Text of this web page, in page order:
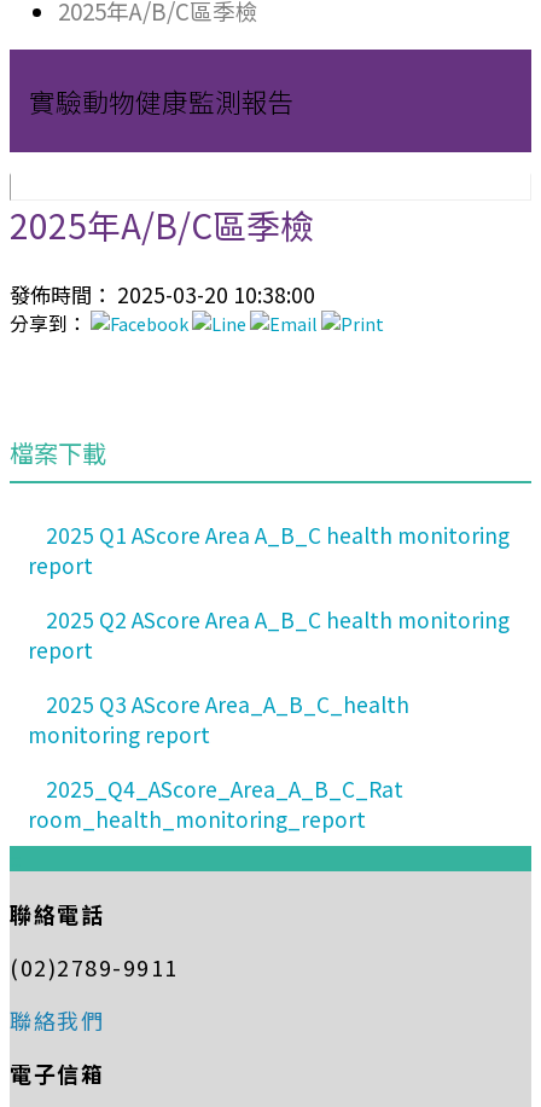
2025年A/B/C區季檢
實驗動物健康監測報告
2025年A/B/C區季檢
發佈時間： 2025-03-20 10:38:00
分享到：
檔案下載
2025 Q1 AScore Area A_B_C health monitoring
report
2025 Q2 AScore Area A_B_C health monitoring
report
2025 Q3 AScore Area_A_B_C_health
monitoring report
2025_Q4_AScore_Area_A_B_C_Rat
room_health_monitoring_report
聯絡電話
(02)2789-9911
聯絡我們
電子信箱